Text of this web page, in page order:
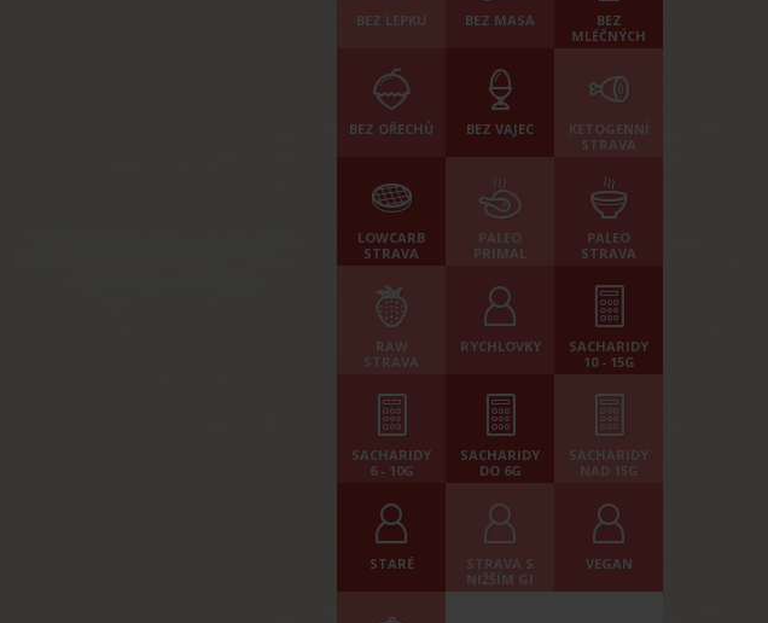
BEZ LEPKU BEZ MASA
BEZ
MLÉČNÝCH
BEZ OŘECHŮ BEZ VAJEC
KETOGENNÍ
STRAVA
LOWCARB
STRAVA
PALEO
PRIMAL
PALEO
STRAVA
RAW
STRAVA
RYCHLOVKY
SACHARIDY
10 - 15G
SACHARIDY
6 - 10G
SACHARIDY
DO 6G
SACHARIDY
NAD 15G
STARÉ
STRAVA S
NIŽŠÍM GI
VEGAN